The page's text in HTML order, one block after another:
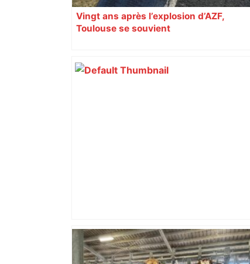
Vingt ans après l’explosion d’AZF,
Toulouse se souvient
les agriculteurs manifestent malgré les
interdictions